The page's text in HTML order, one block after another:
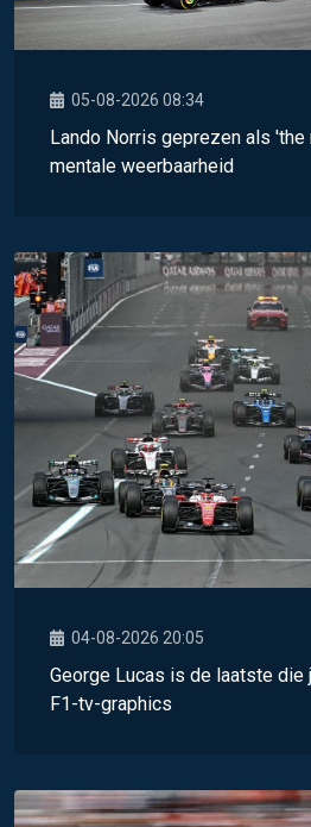
05-08-2026 08:34
Lando Norris geprezen als 'the
mentale weerbaarheid
04-08-2026 20:05
George Lucas is de laatste die
F1-tv-graphics